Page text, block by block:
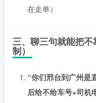
在走单）
三、聊三句就能把
制）
“你们邢台到广州是
后给不给车号+司机